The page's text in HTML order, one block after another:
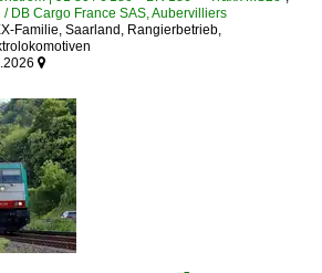
SA/NV ·LNS· ab 04.2017 (ex Cobra)
MV (MSC) ·MED·
Borgerhout ·RTX·
BELGIUM NV, Antwerpen
/ DB Cargo France SAS, Aubervilliers
Familie, Saarland , Rangierbetrieb,
